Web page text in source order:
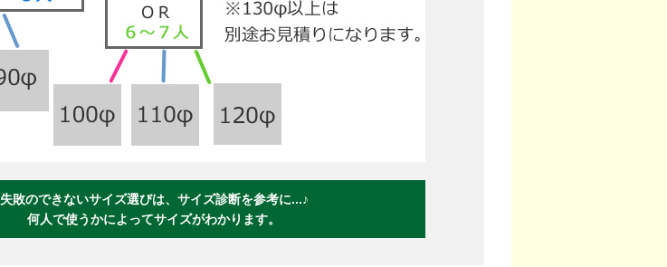
失敗のできないサイズ選びは、サイズ診断を参考に...♪
何人で使うかによってサイズがわかります。